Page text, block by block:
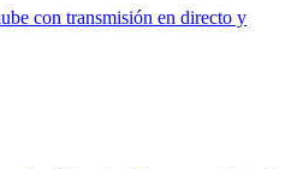
con transmisión en directo y